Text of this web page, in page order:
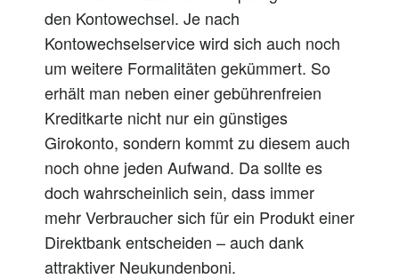
den Kontowechsel. Je nach
Kontowechselservice wird sich auch noch
um weitere Formalitäten gekümmert. So
erhält man neben einer gebührenfreien
Kreditkarte nicht nur ein günstiges
Girokonto, sondern kommt zu diesem auch
noch ohne jeden Aufwand. Da sollte es
doch wahrscheinlich sein, dass immer
mehr Verbraucher sich für ein Produkt einer
Direktbank entscheiden – auch dank
attraktiver Neukundenboni.